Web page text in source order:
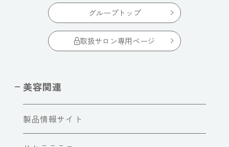
グループトップ
取扱サロン専用ページ
美容関連
製品情報サイト